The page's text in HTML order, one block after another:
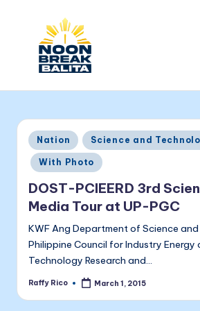
o
n
B
r
e
a
k
B
tuwing
tanghali.
Posted
in
Nation Science and
With Photo
DOST-PCIEERD 3rd
Media Tour at UP-PGC
KWF Ang Department of Science
Philippine Council for Industry Energy
Technology Research and…
Posted
Raffy Rico March 1, 2015